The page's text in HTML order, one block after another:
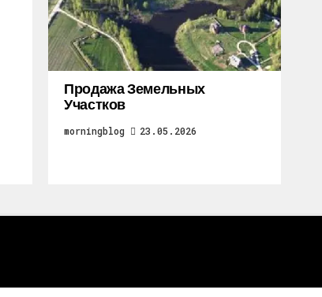
Продажа Земельных
Участков
morningblog 23.05.2026